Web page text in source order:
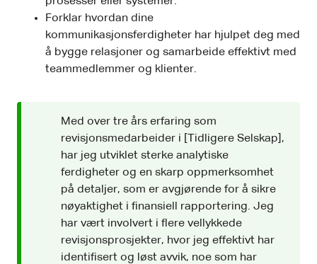
Forklar hvordan dine
kommunikasjonsferdigheter har hjulpet deg med
å bygge relasjoner og samarbeide effektivt med
teammedlemmer og klienter.
Med over tre års erfaring som
revisjonsmedarbeider i [Tidligere Selskap],
har jeg utviklet sterke analytiske
ferdigheter og en skarp oppmerksomhet
på detaljer, som er avgjørende for å sikre
nøyaktighet i finansiell rapportering. Jeg
har vært involvert i flere vellykkede
revisjonsprosjekter, hvor jeg effektivt har
identifisert og løst avvik, noe som har